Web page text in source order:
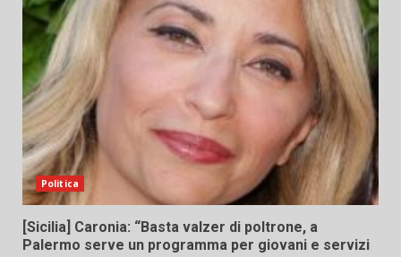
Politica
[Sicilia] Caronia: “Basta valzer di poltrone, a
Palermo serve un programma per giovani e servizi